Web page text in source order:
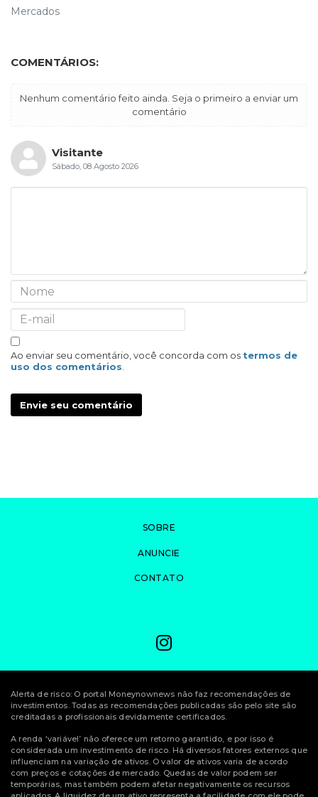
Mercados
COMENTÁRIOS:
Nenhum comentário feito ainda. Seja o primeiro a enviar um
comentário
Visitante
Sábado, 08 Agosto 2026
Ao enviar seu comentário, você concorda com os termos de
uso dos comentários.
Envie seu comentário
SOBRE
ANUNCIE
CONTATO
Alerta de risco: O portal Moneynownews não faz recomendações de
investimentos. Todas as recomendações publicadas são pelo site são
creditadas a profissionais devidamente certificados.
A renda ‘variável’ não oferece um retorno garantido, e por isso é
considerada um investimento de risco. Há diversos fatores externos que
influenciam na variação de ativos. O valor de ativos varia de acordo
com preços e cotações de mercado. Quedas de valor podem ser
temporárias, mas também podem afetar negativamente os recursos